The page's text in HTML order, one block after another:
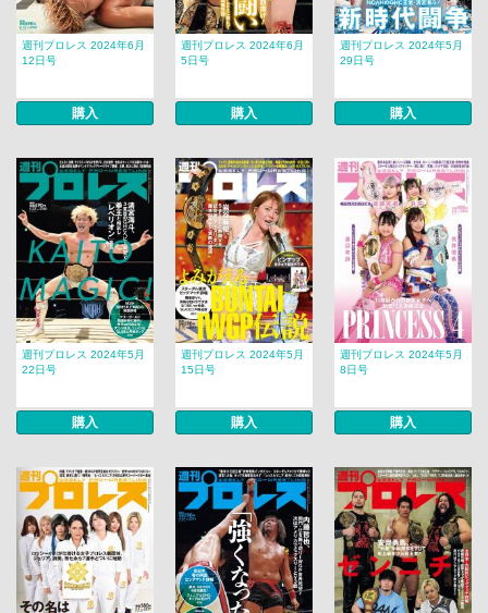
週刊プロレス 2024年6月
12日号
購入
週刊プロレス 2024年6月
5日号
購入
週刊プロレス 2024年5月
29日号
購入
週刊プロレス 2024年5月
22日号
購入
週刊プロレス 2024年5月
15日号
購入
週刊プロレス 2024年5月
8日号
購入